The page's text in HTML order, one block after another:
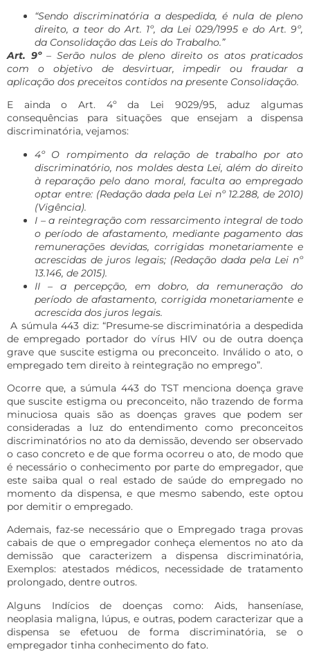
“Sendo discriminatória a despedida, é nula de pleno
direito, a teor do Art. 1º, da Lei 029/1995 e do Art. 9º,
da Consolidação das Leis do Trabalho.”
Art. 9º– Serão nulos de pleno direito os atos praticados
com o objetivo de desvirtuar, impedir ou fraudar a
aplicação dos preceitos contidos na presente Consolidação.
E ainda o Art. 4º da Lei 9029/95, aduz algumas
consequências para situações que ensejam a dispensa
discriminatória, vejamos:
4º O rompimento da relação de trabalho por ato
discriminatório, nos moldes desta Lei, além do direito
à reparação pelo dano moral, faculta ao empregado
optar entre: (Redação dada pela Lei nº 12.288, de 2010)
(Vigência).
I – a reintegração com ressarcimento integral de todo
o período de afastamento, mediante pagamento das
remunerações devidas, corrigidas monetariamente e
acrescidas de juros legais; (Redação dada pela Lei nº
13.146, de 2015).
II – a percepção, em dobro, da remuneração do
período de afastamento, corrigida monetariamente e
acrescida dos juros legais.
A súmula 443 diz: “Presume-se discriminatória a despedida
de empregado portador do vírus HIV ou de outra doença
grave que suscite estigma ou preconceito. Inválido o ato, o
empregado tem direito à reintegração no emprego”.
Ocorre que, a súmula 443 do TST menciona doença grave
que suscite estigma ou preconceito, não trazendo de forma
minuciosa quais são as doenças graves que podem ser
consideradas a luz do entendimento como preconceitos
discriminatórios no ato da demissão, devendo ser observado
o caso concreto e de que forma ocorreu o ato, de modo que
é necessário o conhecimento por parte do empregador, que
este saiba qual o real estado de saúde do empregado no
momento da dispensa, e que mesmo sabendo, este optou
por demitir o empregado.
Ademais, faz-se necessário que o Empregado traga provas
cabais de que o empregador conheça elementos no ato da
demissão que caracterizem a dispensa discriminatória,
Exemplos: atestados médicos, necessidade de tratamento
prolongado, dentre outros.
Alguns Indícios de doenças como: Aids, hanseníase,
neoplasia maligna, lúpus, e outras, podem caracterizar que a
dispensa se efetuou de forma discriminatória, se o
empregador tinha conhecimento do fato.